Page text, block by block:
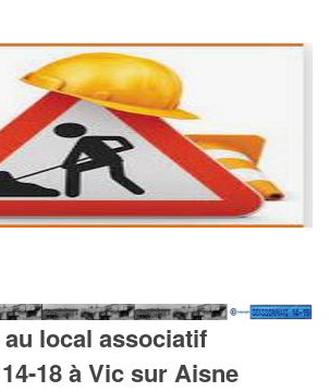
local associatif
18 à Vic sur Aisne